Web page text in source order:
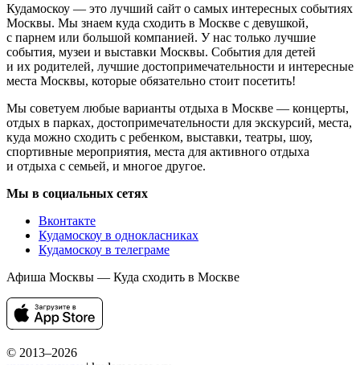
Кудамоскоу — это лучший сайт о самых интересных событиях
Москвы. Мы знаем куда сходить в Москве с девушкой,
с парнем или большой компанией. У нас только лучшие
события, музеи и выставки Москвы. События для детей
и их родителей, лучшие достопримечательности и интересные
места Москвы, которые обязательно стоит посетить!
Мы советуем любые варианты отдыха в Москве — концерты,
отдых в парках, достопримечательности для экскурсий, места,
куда можно сходить с ребенком, выставки, театры, шоу,
спортивные мероприятия, места для активного отдыха
и отдыха с семьей, и многое другое.
Мы в социальных сетях
Вконтакте
Кудамоскоу в однокласниках
Кудамоскоу в телеграме
Афиша Москвы — Куда сходить в Москве
© 2013–2026